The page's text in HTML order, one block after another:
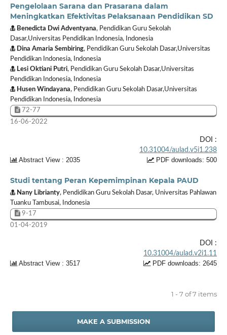
Pengelolaan Sarana dan Prasarana dalam
Meningkatkan Efektivitas Pelaksanaan Pendidikan SD
Benedicta Dwi Adventyana, Pendidikan Guru Sekolah
Dasar,Universitas Pendidikan Indonesia, Indonesia
Dina Amaria Sembiring, Pendidikan Guru Sekolah Dasar,Universitas
Pendidikan Indonesia, Indonesia
Lesi Oktiani Putri, Pendidikan Guru Sekolah Dasar,Universitas
Pendidikan Indonesia, Indonesia
Husen Windayana, Pendidikan Guru Sekolah Dasar,Universitas
Pendidikan Indonesia, Indonesia
72-77
16-06-2022
DOI :
10.31004/aulad.v5i1.238
Abstract View : 2035
PDF downloads: 500
Studi tentang Peran Kepemimpinan Kepala PAUD
Nany Librianty, Pendidikan Guru Sekolah Dasar, Universitas Pahlawan
Tuanku Tambusai, Indonesia
9-17
01-04-2019
DOI :
10.31004/aulad.v2i1.11
Abstract View : 3517
PDF downloads: 2645
1 - 7 of 7 items
MAKE A SUBMISSION